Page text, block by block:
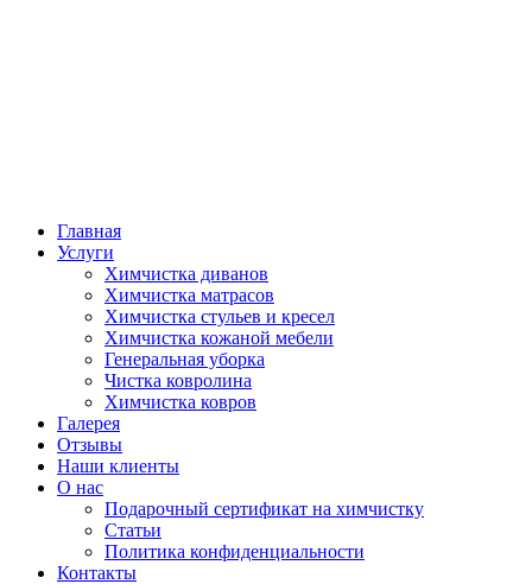
Главная
Услуги
Химчистка диванов
Химчистка матрасов
Химчистка стульев и кресел
Химчистка кожаной мебели
Генеральная уборка
Чистка ковролина
Химчистка ковров
Галерея
Отзывы
Наши клиенты
О нас
Подарочный сертификат на химчистку
Статьи
Политика конфиденциальности
Контакты